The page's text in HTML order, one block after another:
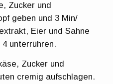
Zucker und
geben und 3 Min/
Eier und Sahne
unterrühren.
Zucker und
cremig aufschlagen.